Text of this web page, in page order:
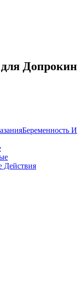
Допрокин
Беременность И
Действия